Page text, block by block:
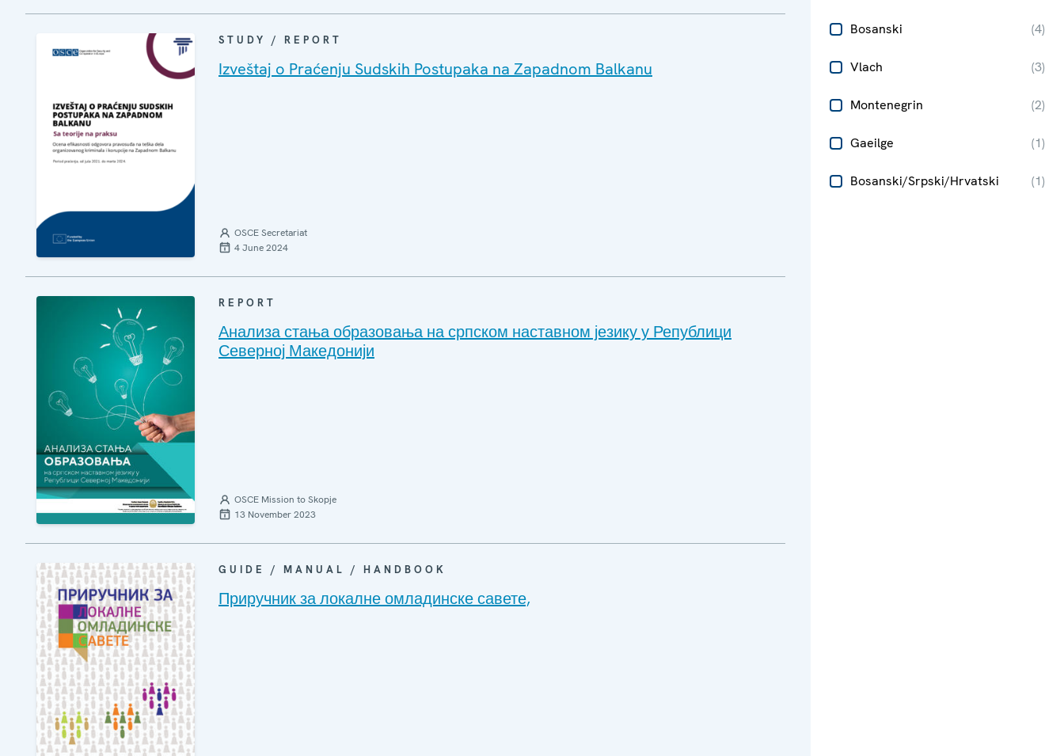
Bosanski (4)
Vlach (3)
Montenegrin (2)
Gaeilge (1)
Bosanski/Srpski/Hrvatski (1)
STUDY / REPORT
Izveštaj o Praćenju Sudskih Postupaka na Zapadnom Balkanu
OSCE Secretariat
4 June 2024
REPORT
Анализа стања образовања на српском наставном језику у Републици
Северној Македонији
OSCE Mission to Skopje
13 November 2023
GUIDE / MANUAL / HANDBOOK
Приручник за локалне омладинске савете,